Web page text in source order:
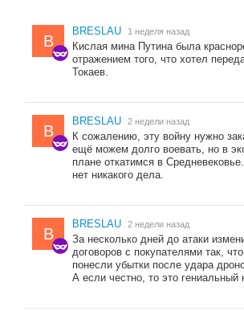
B
BRESLAU 1 неделя назад
Кислая мина Путина была
отражением того, что хотел
Токаев.
B
BRESLAU 2 недели назад
К сожалению, эту войну нужно
ещё можем долго воевать, но в
плане откатимся в
нет никакого дела.
B
BRESLAU 2 недели назад
За несколько дней до атаки
договоров с покупателями так,
понесли убытки после удара
А если честно, то это гениальный